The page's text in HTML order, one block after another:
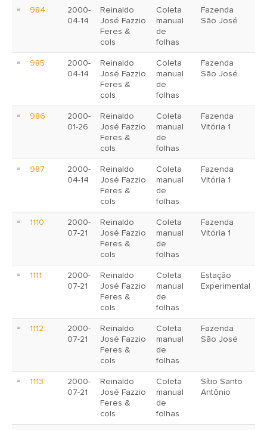
984
2000-
04-14
Reinaldo
José Fazzio
Feres &
cols
Coleta
manual
de
folhas
Fazenda
São José
985
2000-
04-14
Reinaldo
José Fazzio
Feres &
cols
Coleta
manual
de
folhas
Fazenda
São José
986
2000-
01-26
Reinaldo
José Fazzio
Feres &
cols
Coleta
manual
de
folhas
Fazenda
Vitória 1
987
2000-
04-14
Reinaldo
José Fazzio
Feres &
cols
Coleta
manual
de
folhas
Fazenda
Vitória 1
1110
2000-
07-21
Reinaldo
José Fazzio
Feres &
cols
Coleta
manual
de
folhas
Fazenda
Vitória 1
1111
2000-
07-21
Reinaldo
José Fazzio
Feres &
cols
Coleta
manual
de
folhas
Estação
Experimental
1112
2000-
07-21
Reinaldo
José Fazzio
Feres &
cols
Coleta
manual
de
folhas
Fazenda
São José
1113
2000-
07-21
Reinaldo
José Fazzio
Feres &
cols
Coleta
manual
de
folhas
Sítio Santo
Antônio